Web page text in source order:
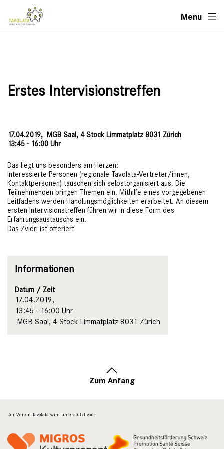
Menu
Erstes Intervisionstreffen
17.04.2019, MGB Saal, 4 Stock Limmatplatz 8031 Zürich
13:45 - 16:00 Uhr
Das liegt uns besonders am Herzen:
Interessierte Personen (regionale Tavolata-Vertreter/innen,
Kontaktpersonen) tauschen sich selbstorganisiert aus. Die
Teilnehmenden bringen Themen ein. Mithilfe eines vorgegebenen
Leitfadens werden Handlungsmöglichkeiten erarbeitet. An diesem
ersten Intervisionstreffen führen wir in diese Form des
Erfahrungsaustauschs ein.
Das Zvieri ist offeriert
Informationen
Datum / Zeit
17.04.2019,
13:45 - 16:00 Uhr
MGB Saal, 4 Stock Limmatplatz 8031 Zürich
Zum Anfang
Der Verein Tavolata wird unterstützt von: